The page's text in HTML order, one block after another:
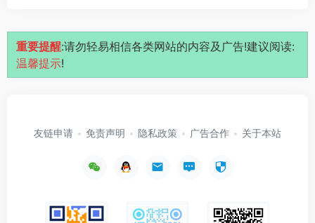
重要提醒:请勿轻易相信各类网站的内容及广告!建议阅读:
温馨提示!
友链申请 免责声明 隐私政策 广告合作 关于本站